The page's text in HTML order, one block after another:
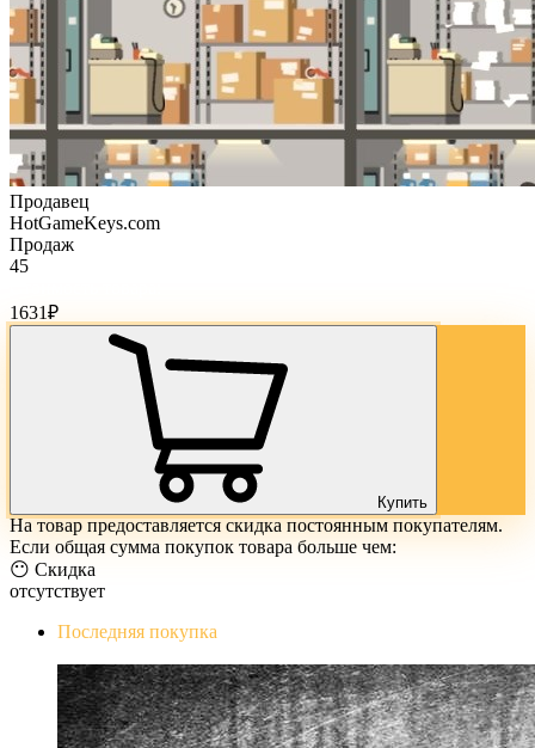
Продавец
HotGameKeys.com
Продаж
45
1631₽
Купить
На товар предоставляется скидка постоянным покупателям.
Если общая сумма покупок товара больше чем:
😶 Скидка
отсутствует
Последняя покупка